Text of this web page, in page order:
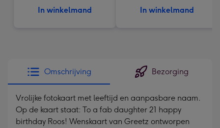
In winkelmand In winkelmand
Omschrijving Bezorging
Vrolijke fotokaart met leeftijd en aanpasbare naam.
Op de kaart staat: To a fab daughter 21 happy
birthday Roos! Wenskaart van Greetz ontworpen